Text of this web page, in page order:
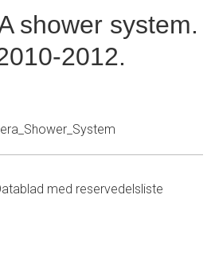
shower system.
2012.
med reservedelsliste